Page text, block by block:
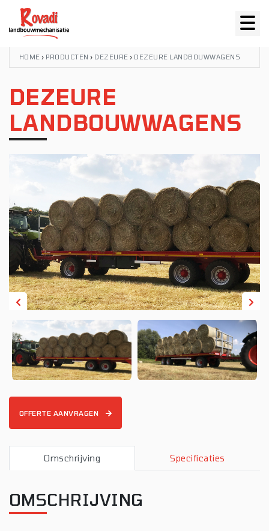
HOME › PRODUCTEN › DEZEURE › DEZEURE LANDBOUWWAGENS
DEZEURE
LANDBOUWWAGENS
OFFERTE AANVRAGEN
Omschrijving Specificaties
OMSCHRIJVING